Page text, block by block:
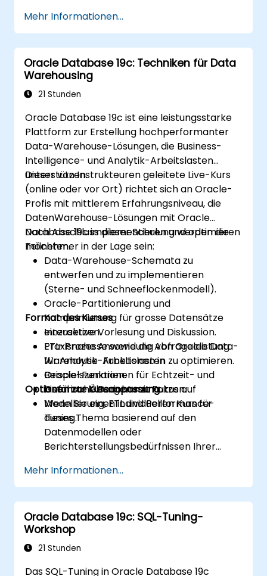
Mehr Informationen...
Oracle Database 19c: Techniken für Data
Warehousing
21 Stunden
Oracle Database 19c ist eine leistungsstarke
Plattform zur Erstellung hochperformanter
Data-Warehouse-Lösungen, die Business-
Intelligence- und Analytik-Arbeitslasten
unterstützen.
Dieser von Instrukteuren geleitete Live-Kurs
(online oder vor Ort) richtet sich an Oracle-
Profis mit mittlerem Erfahrungsniveau, die
DatenWarehouse-Lösungen mit Oracle
Database 19c implementieren und optimieren
möchten.
Nach Abschluss dieser Schulung werden die
Teilnehmer in der Lage sein:
Data-Warehouse-Schemata zu
entwerfen und zu implementieren
(Sterne- und Schneeflockenmodell).
Oracle-Partitionierung und
Komprimierung für grosse Datensätze
einzusetzen.
ETL-Prozesse sowie die Abfrageleistung
für Analytik-Arbeitslasten zu optimieren.
Oracle-Funktionen für Echtzeit- und
historische Berichte zu nutzen.
Format des Kurses
Interaktive Vorlesung und Diskussion.
Praxisnahe Anwendung von Oracle Data-
Warehouse-Funktionen in
Beispielszenarien.
Geführte Übungen mit Fokus auf
Modellierung, ETL und Performance-
Tuning.
Optionen zur Kursanpassung
Wenn Sie einen individuellen Kurs für
dieses Thema basierend auf den
Datenmodellen oder
Berichterstellungsbedürfnissen Ihrer
uns bitte, um dies zu arrangieren.
Mehr Informationen...
Oracle Database 19c: SQL-Tuning-
Workshop
21 Stunden
Das SQL-Tuning in Oracle Database 19c